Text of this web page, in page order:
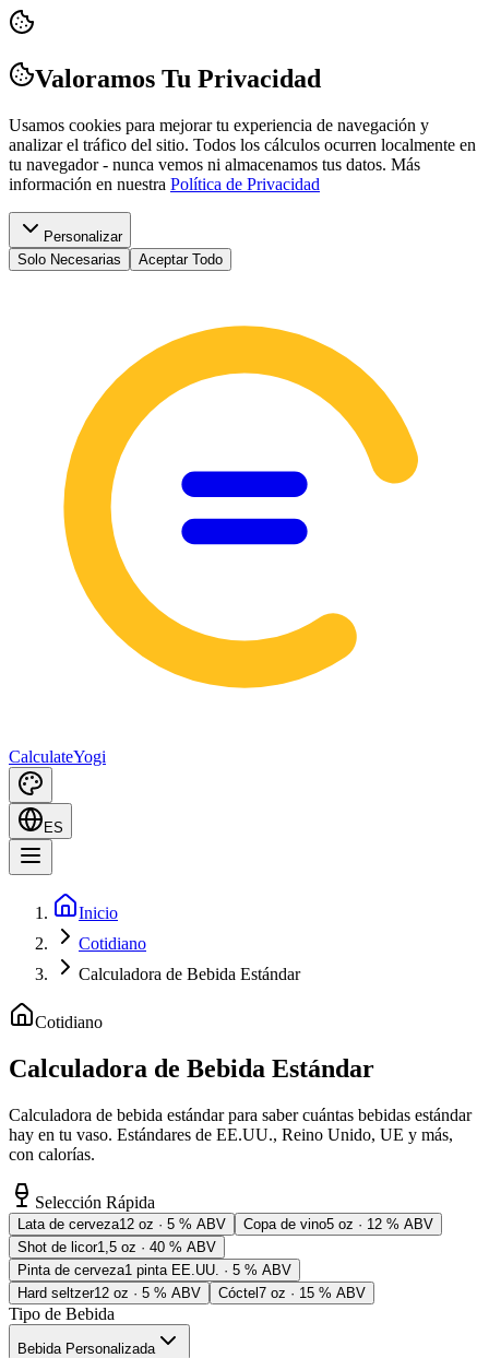
Valoramos Tu Privacidad
Usamos cookies para mejorar tu experiencia de navegación y
analizar el tráfico del sitio. Todos los cálculos ocurren localmente en
tu navegador - nunca vemos ni almacenamos tus datos. Más
información en nuestra Política de Privacidad
Personalizar
Solo Necesarias
Aceptar Todo
CalculateYogi
ES
Inicio
Cotidiano
Calculadora de Bebida Estándar
Cotidiano
Calculadora de Bebida Estándar
Calculadora de bebida estándar para saber cuántas bebidas estándar
hay en tu vaso. Estándares de EE.UU., Reino Unido, UE y más,
con calorías.
Selección Rápida
Lata de cerveza12 oz · 5 % ABV Copa de vino5 oz · 12 % ABV
Shot de licor1,5 oz · 40 % ABV
Pinta de cerveza1 pinta EE.UU. · 5 % ABV
Hard seltzer12 oz · 5 % ABV Cóctel7 oz · 15 % ABV
Tipo de Bebida
Bebida Personalizada